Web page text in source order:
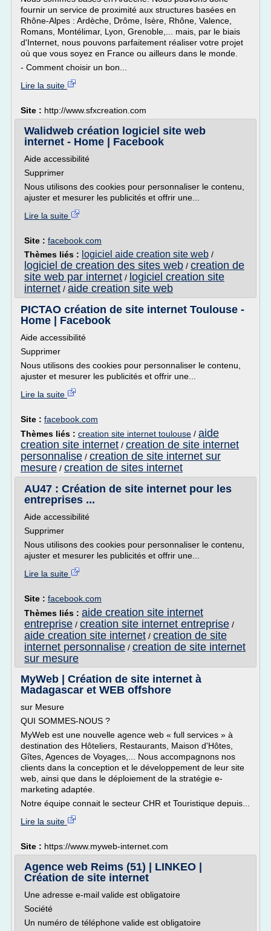
fournir un service de proximité aux structures basées en
Rhône-Alpes : Ardèche, Drôme, Isère, Rhône, Valence,
Romans, Montélimar, Lyon, Grenoble,... mais, par le biais
d'Internet, nous pouvons parfaitement réaliser votre projet
où que vous soyez en France ou ailleurs dans le monde.
- Comment choisir un bon...
Lire la suite
Site : http://www.sfxcreation.com
Walidweb création logiciel site web
internet - Home | Facebook
Aide accessibilité
Supprimer
Nous utilisons des cookies pour personnaliser le contenu,
ajuster et mesurer les publicités et offrir une...
Lire la suite
Site : facebook.com
Thèmes liés : logiciel aide creation site web /
logiciel de creation des sites web / creation de
site web par internet / logiciel creation site
internet / aide creation site web
PICTAO création de site internet Toulouse -
Home | Facebook
Aide accessibilité
Supprimer
Nous utilisons des cookies pour personnaliser le contenu,
ajuster et mesurer les publicités et offrir une...
Lire la suite
Site : facebook.com
Thèmes liés : creation site internet toulouse / aide
creation site internet / creation de site internet
personnalise / creation de site internet sur
mesure / creation de sites internet
AU47 : Création de site internet pour les
entreprises ...
Aide accessibilité
Supprimer
Nous utilisons des cookies pour personnaliser le contenu,
ajuster et mesurer les publicités et offrir une...
Lire la suite
Site : facebook.com
Thèmes liés : aide creation site internet
entreprise / creation site internet entreprise /
aide creation site internet / creation de site
internet personnalise / creation de site internet
sur mesure
MyWeb | Création de site internet à
Madagascar et WEB offshore
sur Mesure
QUI SOMMES-NOUS ?
MyWeb est une nouvelle agence web « full services » à
destination des Hôteliers, Restaurants, Maison d'Hôtes,
Gîtes, Agences de Voyages,... Nous accompagnons nos
clients dans la conception et le développement de leur site
web, ainsi que dans le déploiement de la stratégie e-
marketing adaptée.
Notre équipe connait le secteur CHR et Touristique depuis...
Lire la suite
Site : https://www.myweb-internet.com
Agence web Reims (51) | LINKEO |
Création de site internet
Une adresse e-mail valide est obligatoire
Société
Un numéro de téléphone valide est obligatoire